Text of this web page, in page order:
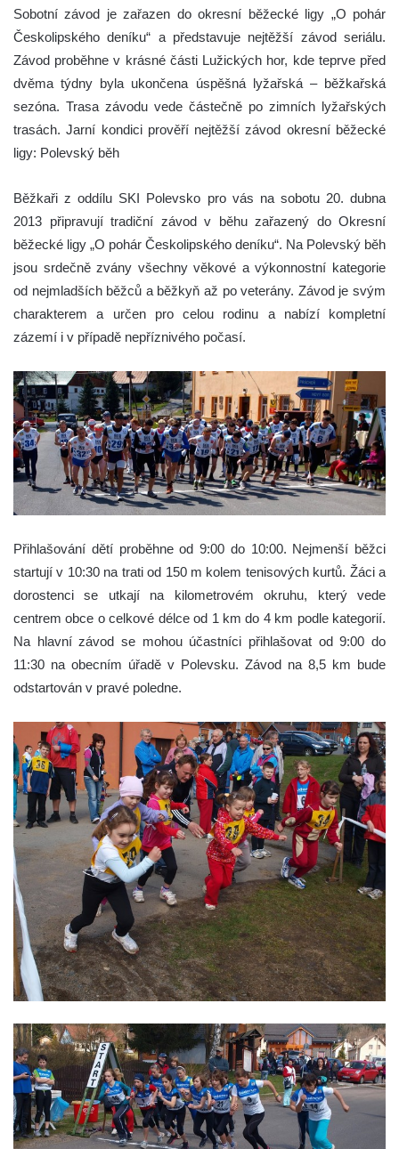
Sobotní závod je zařazen do okresní běžecké ligy „O pohár
Českolipského deníku“ a představuje nejtěžší závod seriálu.
Závod proběhne v krásné části Lužických hor, kde teprve před
dvěma týdny byla ukončena úspěšná lyžařská – běžkařská
sezóna. Trasa závodu vede částečně po zimních lyžařských
trasách.Jarní kondici prověří nejtěžší závod okresní běžecké
ligy: Polevský běh
Běžkaři z oddílu SKI Polevsko pro vás na sobotu 20. dubna
2013 připravují tradiční závod v běhu zařazený do Okresní
běžecké ligy „O pohár Českolipského deníku“. Na Polevský běh
jsou srdečně zvány všechny věkové a výkonnostní kategorie
od nejmladších běžců a běžkyň až po veterány. Závod je svým
charakterem a určen pro celou rodinu a nabízí kompletní
zázemí i v případě nepříznivého počasí.
Přihlašování dětí proběhne od 9:00 do 10:00. Nejmenší běžci
startují v 10:30 na trati od 150 m kolem tenisových kurtů. Žáci a
dorostenci se utkají na kilometrovém okruhu, který vede
centrem obce o celkové délce od 1 km do 4 km podle kategorií.
Na hlavní závod se mohou účastníci přihlašovat od 9:00 do
11:30 na obecním úřadě v Polevsku. Závod na 8,5 km bude
odstartován v pravé poledne.